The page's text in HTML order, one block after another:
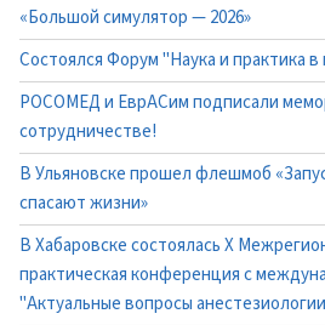
«Большой симулятор — 2026»
Состоялся Форум "Наука и практика
РОСОМЕД и ЕврАСим подписали
сотрудничестве!
В Ульяновске прошел флешмоб
спасают жизни»
В Хабаровске состоялась X
практическая конференция с
"Актуальные вопросы